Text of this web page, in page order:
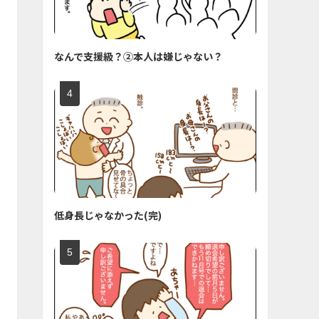
なんで支援級？②本人は嫌じゃない？
低身長じゃなかった(完)